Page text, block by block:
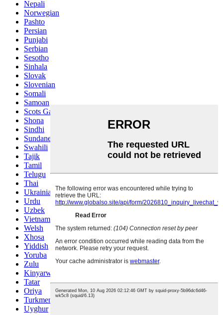
Nepali
Norwegian
Pashto
Persian
Punjabi
Serbian
Sesotho
Sinhala
Slovak
Slovenian
Somali
Samoan
Scots Gaelic
Shona
Sindhi
Sundanese
Swahili
Tajik
Tamil
Telugu
Thai
Ukrainian
Urdu
Uzbek
Vietnamese
Welsh
Xhosa
Yiddish
Yoruba
Zulu
Kinyarwanda
Tatar
Oriya
Turkmen
Uyghur